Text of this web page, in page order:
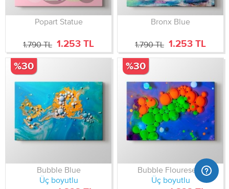
Popart Statue
1.790 TL 1.253 TL
Bronx Blue
1.790 TL 1.253 TL
Bubble Blue
Üç boyutlu
%30
Bubble Flouresent
Üç boyutlu
%30